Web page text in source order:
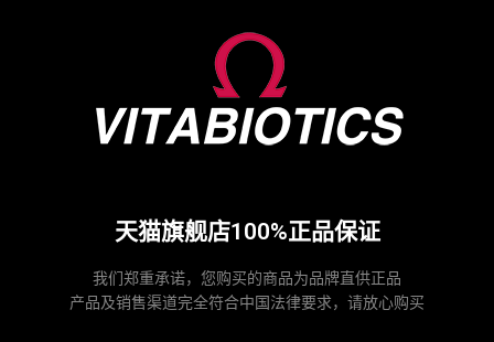
天猫旗舰店100%正品保证
我们郑重承诺，您购买的商品为品牌直供正品
产品及销售渠道完全符合中国法律要求，请放心购买